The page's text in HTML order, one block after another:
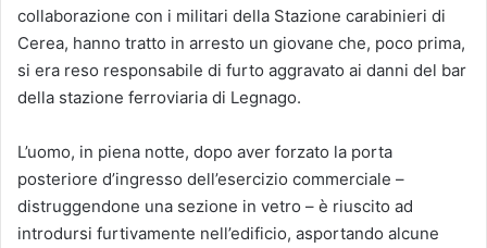
collaborazione con i militari della Stazione carabinieri di
Cerea, hanno tratto in arresto un giovane che, poco prima,
si era reso responsabile di furto aggravato ai danni del bar
della stazione ferroviaria di Legnago.
L’uomo, in piena notte, dopo aver forzato la porta
posteriore d’ingresso dell’esercizio commerciale –
distruggendone una sezione in vetro – è riuscito ad
introdursi furtivamente nell’edificio, asportando alcune